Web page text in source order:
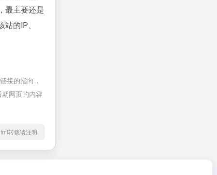
最主要还是
的IP、
接的指向，
网页的内容
转载请注明